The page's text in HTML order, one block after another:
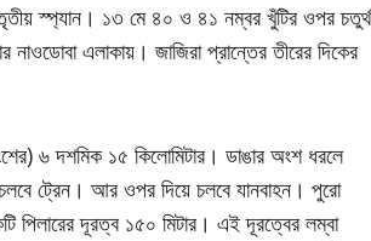
স্প্যান। ১৩ মে ৪০ ও ৪১ নম্বর খুঁটির ওপর চতুর্থ
এলাকায়। জাজিরা প্রান্তের তীরের দিকের
৬ দশমিক ১৫ কিলোমিটার। ডাঙার অংশ ধরলে
ট্রেন। আর ওপর দিয়ে চলবে যানবাহন। পুরো
পিলারের দূরত্ব ১৫০ মিটার। এই দূরত্বের লম্বা